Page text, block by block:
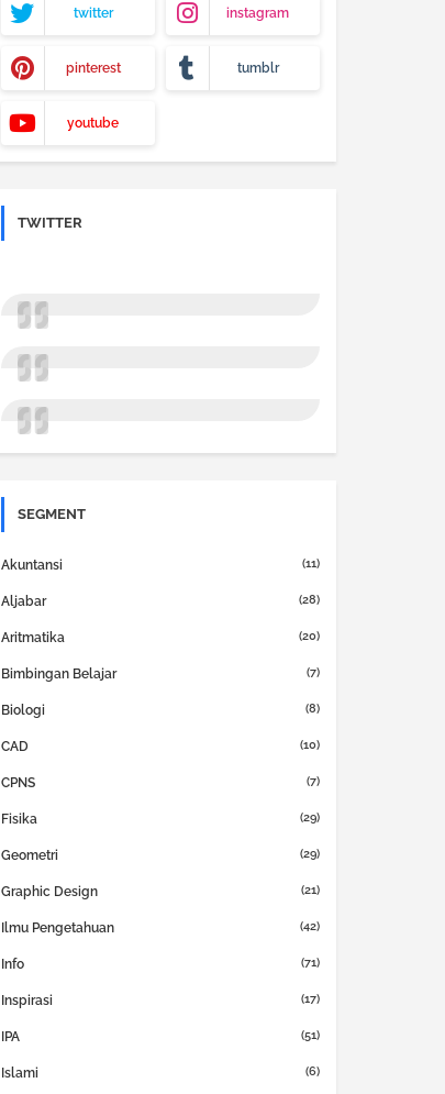
twitter instagram
pinterest tumblr
youtube
TWITTER
SEGMENT
Akuntansi (11)
Aljabar (28)
Aritmatika (20)
Bimbingan Belajar (7)
Biologi (8)
CAD (10)
CPNS (7)
Fisika (29)
Geometri (29)
Graphic Design (21)
Ilmu Pengetahuan (42)
Info (71)
Inspirasi (17)
IPA (51)
Islami (6)